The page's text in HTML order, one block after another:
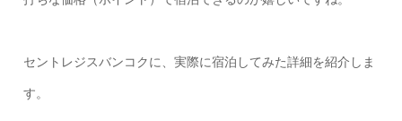
セントレジスバンコクに、実際に宿泊してみた詳細を紹介しま
す。